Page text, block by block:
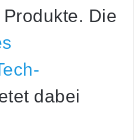
Die
dabei